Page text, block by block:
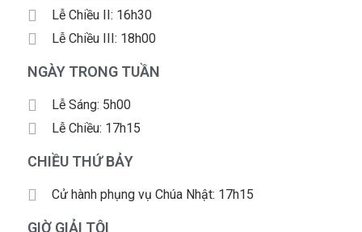
Lễ Chiều II: 16h30
Lễ Chiều III: 18h00
NGÀY TRONG TUẦN
Lễ Sáng: 5h00
Lễ Chiều: 17h15
CHIỀU THỨ BẢY
Cử hành phụng vụ Chúa Nhật: 17h15
GIỜ GIẢI TỘI